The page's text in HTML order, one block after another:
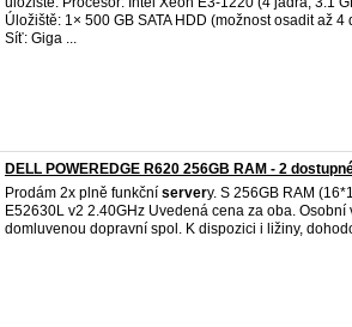
Úložiště: 1× 500 GB SATA HDD (možnost osadit až
Síť: Giga ...
DELL POWEREDGE R620 256GB RAM - 2
Prodám 2x plně funkční servery. S 256GB RAM
E52630L v2 2.40GHz Uvedená cena za oba.
domluvenou dopravní spol. K dispozici i ližiny,